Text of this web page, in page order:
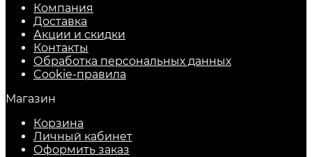
Компания
Доставка
Акции и скидки
Контакты
Обработка персональных данных
Cookie-правила
Магазин
Корзина
Личный кабинет
Оформить заказ